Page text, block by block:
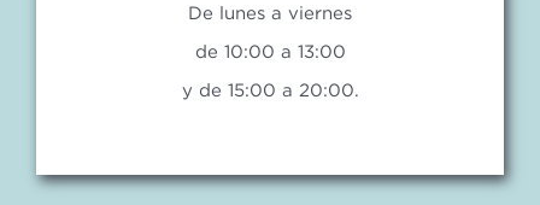
De lunes a viernes
de 10:00 a 13:00
y de 15:00 a 20:00.